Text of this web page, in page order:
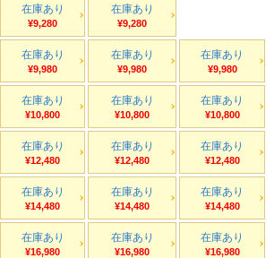
在庫あり
¥9,280
在庫あり
¥9,280
在庫あり
¥9,980
在庫あり
¥9,980
在庫あり
¥9,980
在庫あり
¥10,800
在庫あり
¥10,800
在庫あり
¥10,800
在庫あり
¥12,480
在庫あり
¥12,480
在庫あり
¥12,480
在庫あり
¥14,480
在庫あり
¥14,480
在庫あり
¥14,480
在庫あり
¥16,980
在庫あり
¥16,980
在庫あり
¥16,980